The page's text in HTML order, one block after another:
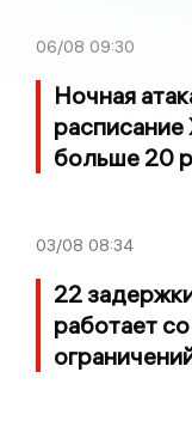
06/08 09:30
Ночная
больше 20
03/08 08:34
22
работает